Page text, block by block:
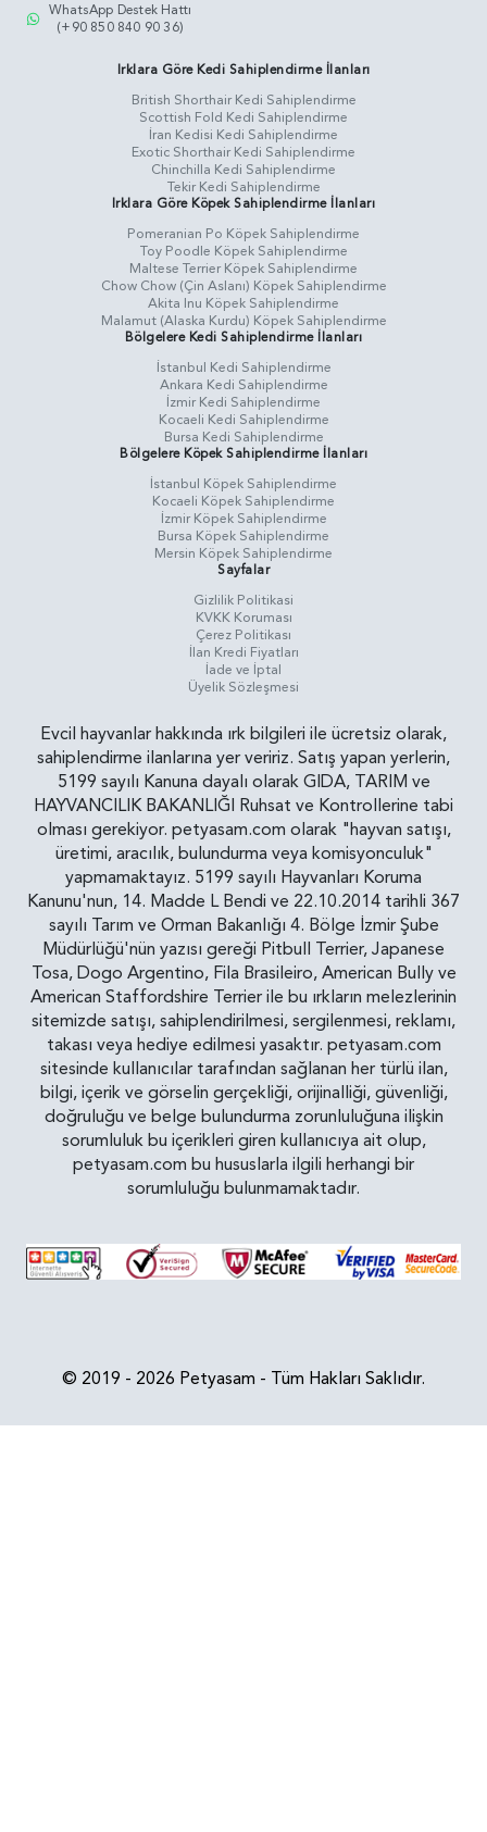
WhatsApp Destek Hattı
(+90 850 840 90 36)
Irklara Göre Kedi Sahiplendirme İlanları
British Shorthair Kedi Sahiplendirme
Scottish Fold Kedi Sahiplendirme
İran Kedisi Kedi Sahiplendirme
Exotic Shorthair Kedi Sahiplendirme
Chinchilla Kedi Sahiplendirme
Tekir Kedi Sahiplendirme
Irklara Göre Köpek Sahiplendirme İlanları
Pomeranian Po Köpek Sahiplendirme
Toy Poodle Köpek Sahiplendirme
Maltese Terrier Köpek Sahiplendirme
Chow Chow (Çin Aslanı) Köpek Sahiplendirme
Akita Inu Köpek Sahiplendirme
Malamut (Alaska Kurdu) Köpek Sahiplendirme
Bölgelere Kedi Sahiplendirme İlanları
İstanbul Kedi Sahiplendirme
Ankara Kedi Sahiplendirme
İzmir Kedi Sahiplendirme
Kocaeli Kedi Sahiplendirme
Bursa Kedi Sahiplendirme
Bölgelere Köpek Sahiplendirme İlanları
İstanbul Köpek Sahiplendirme
Kocaeli Köpek Sahiplendirme
İzmir Köpek Sahiplendirme
Bursa Köpek Sahiplendirme
Mersin Köpek Sahiplendirme
Sayfalar
Gizlilik Politikasi
KVKK Koruması
Çerez Politikası
İlan Kredi Fiyatları
İade ve İptal
Üyelik Sözleşmesi
Evcil hayvanlar hakkında ırk bilgileri ile ücretsiz olarak,
sahiplendirme ilanlarına yer veririz. Satış yapan yerlerin,
5199 sayılı Kanuna dayalı olarak GIDA, TARIM ve
HAYVANCILIK BAKANLIĞI Ruhsat ve Kontrollerine tabi
olması gerekiyor. petyasam.com olarak "hayvan satışı,
üretimi, aracılık, bulundurma veya komisyonculuk"
yapmamaktayız. 5199 sayılı Hayvanları Koruma
Kanunu'nun, 14. Madde L Bendi ve 22.10.2014 tarihli 367
sayılı Tarım ve Orman Bakanlığı 4. Bölge İzmir Şube
Müdürlüğü'nün yazısı gereği Pitbull Terrier, Japanese
Tosa, Dogo Argentino, Fila Brasileiro, American Bully ve
American Staffordshire Terrier ile bu ırkların melezlerinin
sitemizde satışı, sahiplendirilmesi, sergilenmesi, reklamı,
takası veya hediye edilmesi yasaktır. petyasam.com
sitesinde kullanıcılar tarafından sağlanan her türlü ilan,
bilgi, içerik ve görselin gerçekliği, orijinalliği, güvenliği,
doğruluğu ve belge bulundurma zorunluluğuna ilişkin
sorumluluk bu içerikleri giren kullanıcıya ait olup,
petyasam.com bu hususlarla ilgili herhangi bir
sorumluluğu bulunmamaktadır.
© 2019 - 2026 Petyasam - Tüm Hakları Saklıdır.